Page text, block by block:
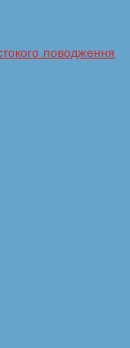
поводження